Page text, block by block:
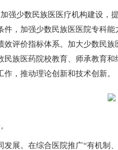
强少数民族医医疗机构建设，
件，加强少数民族医医院专科
效评价指标体系。加大少数民
民族医药院校教育、师承教育
，推动理论创新和技术创新。
发展。在综合医院推广“有机制